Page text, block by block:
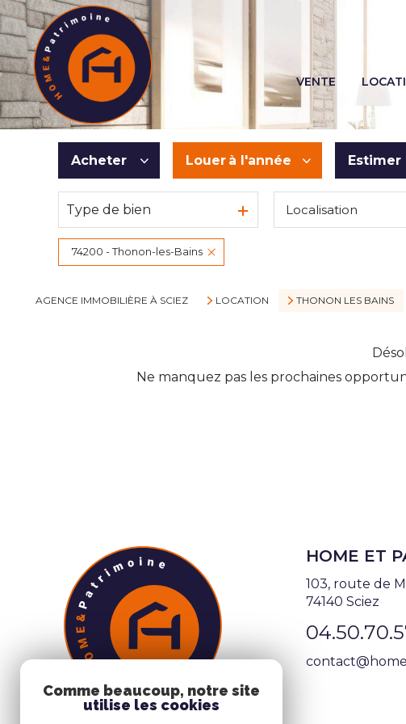
VENTE
Acheter
De l'ancien
Du neuf
De l'immo pro
Louer à l'année
à l'année
Estimer
Type de bien Localisation
74200 - Thonon-les-Bains
AGENCE IMMOBILIÈRE À SCIEZ LOCATION THONON LES BAINS
Ne manquez pas les prochaines
HOME ET
103, route de
74140 Sciez
Comme beaucoup, notre site
utilise les cookies